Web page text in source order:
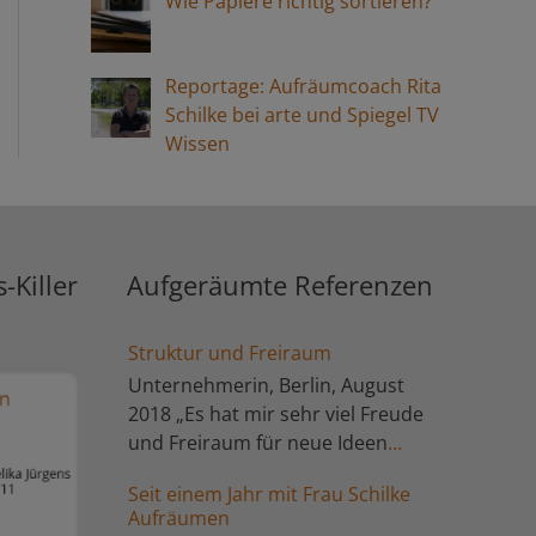
reduziert wurde, ich bin einfach happy.
mir darüberhinaus auch zu mehr
innerer Klarheit verholfen. Ich bin sehr
Reportage: Aufräumcoach Rita
Schilke bei arte und Spiegel TV
Wissen
Killer
Aufgeräumte Referenzen
Struktur und Freiraum
Unternehmerin, Berlin, August
2018 „Es hat mir sehr viel Freude
und Freiraum für neue Ideen
angefangen habe zu arbeiten. Bald
habe ich meinen 4. Termin und ich
Seit einem Jahr mit Frau Schilke
Aufräumen